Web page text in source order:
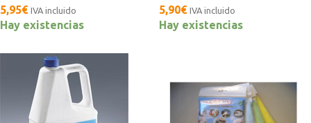
5,95€ IVA incluido
Hay existencias
5,90€ IVA incluido
Hay existencias